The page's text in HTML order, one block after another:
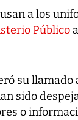
a los
Público
su
sido
o